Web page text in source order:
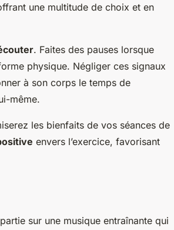
une multitude de choix et en
. Faites des pauses lorsque
physique. Négliger ces signaux
à son corps le temps de
même.
les bienfaits de vos séances de
envers l’exercice, favorisant
sur une musique entraînante qui